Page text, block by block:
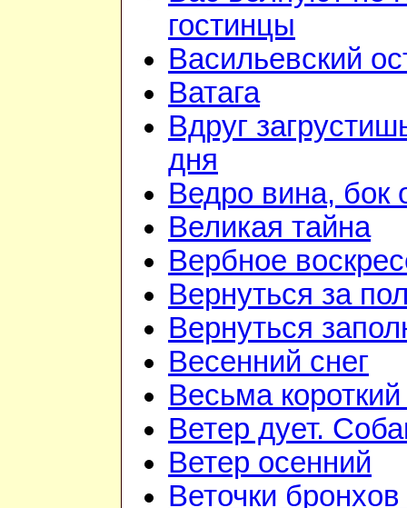
гостинцы
Васильевский
Ватага
Вдруг
дня
Ведро вина, бок
Великая тайна
Вербное
Вернуться за
Вернуться
Весенний снег
Весьма
Ветер дует.
Ветер осенний
Веточки